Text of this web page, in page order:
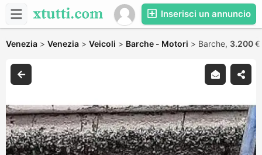
Inserisci un annuncio
Venezia > Venezia > Veicoli > Barche - Motori > Barche, 3.200 €